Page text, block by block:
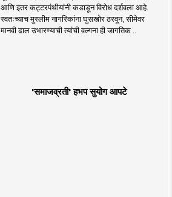
आणि इतर कट्टरपंथीयांनी कडाडून विरोध दर्शवला आहे.
स्वतःच्याच मुस्लीम नागरिकांना घुसखोर ठरवून, सीमेवर
मानवी ढाल उभारण्याची त्यांची वल्गना ही जागतिक ..
'समाजव्रती' हभप सुयोग आपटे